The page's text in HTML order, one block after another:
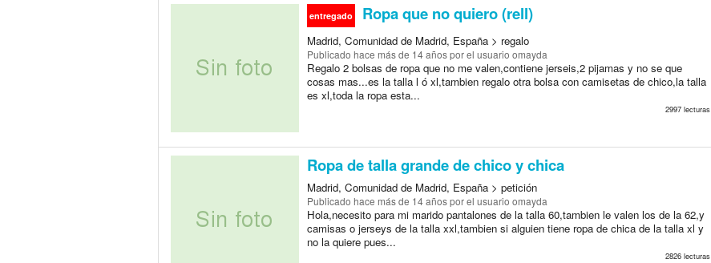
entregado Ropa que no quiero (rell)
Madrid, Comunidad de Madrid, España > regalo
Publicado hace más de 14 añospor el usuario omayda
Regalo 2 bolsas de ropa que no me valen,contiene jerseis,2 pijamas y no se que
cosas mas...es la talla l ó xl,tambien regalo otra bolsa con camisetas de chico,la talla
es xl,toda la ropa esta...
2997 lecturas
Ropa de talla grande de chico y chica
Madrid, Comunidad de Madrid, España > petición
Publicado hace más de 14 añospor el usuario omayda
Hola,necesito para mi marido pantalones de la talla 60,tambien le valen los de la 62,y
camisas o jerseys de la talla xxl,tambien si alguien tiene ropa de chica de la talla xl y
no la quiere pues...
2826 lecturas